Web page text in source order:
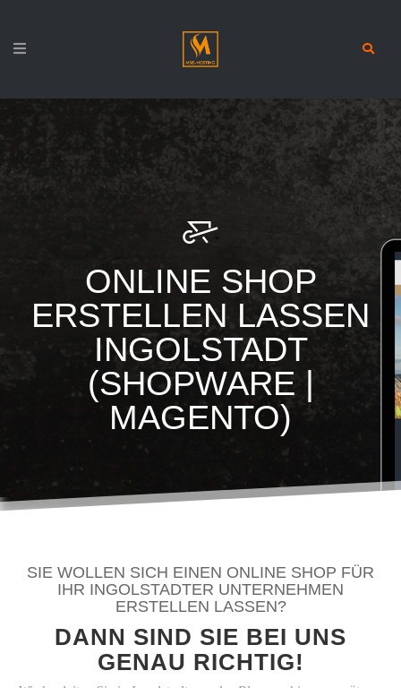
ONLINE SHOP
ERSTELLEN LASSEN
INGOLSTADT
(SHOPWARE |
MAGENTO)
SIE WOLLEN SICH EINEN ONLINE SHOP FÜR
IHR INGOLSTADTER UNTERNEHMEN
ERSTELLEN LASSEN?
DANN SIND SIE BEI UNS
GENAU RICHTIG!